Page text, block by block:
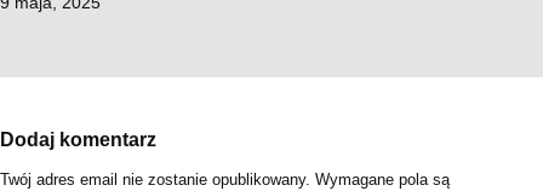
Dodaj komentarz
Twój adres email nie zostanie opublikowany. Wymagane pola są